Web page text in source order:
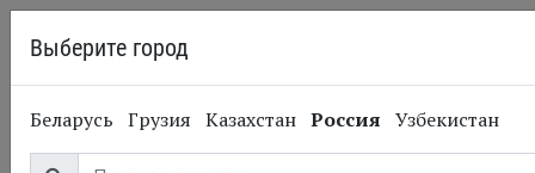
24.07.2017 Национальный театр
Выберите город
Беларусь Грузия Казахстан Россия Узбекистан